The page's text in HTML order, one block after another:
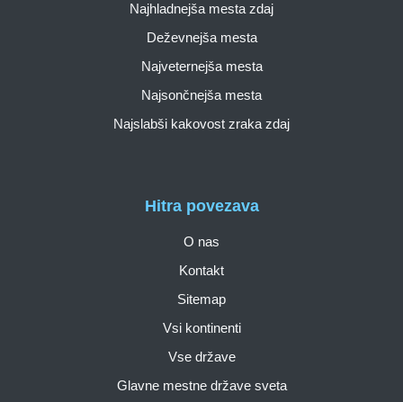
Hitra povezava
O nas
Kontakt
Sitemap
Vsi kontinenti
Vse države
Glavne mestne države sveta
Najhladnejša mesta zdaj
Deževnejša mesta
Najveternejša mesta
Najsončnejša mesta
Najslabši kakovost zraka zdaj